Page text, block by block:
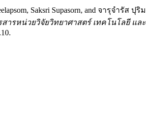
Meelapsom, Saksri Supasorn, and จารุ
สารหน่วยวิจัยวิทยาศาสตร์ เทคโนโลยี และสิ่